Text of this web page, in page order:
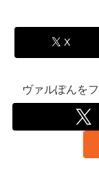
X
ヴァルぽんを